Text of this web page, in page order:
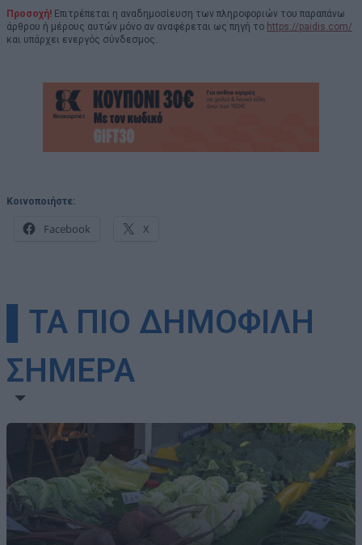
Προσοχή! Επιτρέπεται η αναδημοσίευση των πληροφοριών του παραπάνω
άρθρου ή μέρους αυτών μόνο αν αναφέρεται ως πηγή το https://paidis.com/
και υπάρχει ενεργός σύνδεσμος.
Κοινοποιήστε:
Facebook X
▌ΤΑ ΠΙΟ ΔΗΜΟΦΙΛΗ
ΣΗΜΕΡΑ